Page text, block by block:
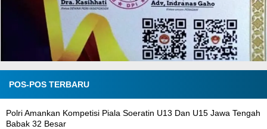
POS-POS TERBARU
Polri Amankan Kompetisi Piala Soeratin U13 Dan U15 Jawa Tengah
Babak 32 Besar